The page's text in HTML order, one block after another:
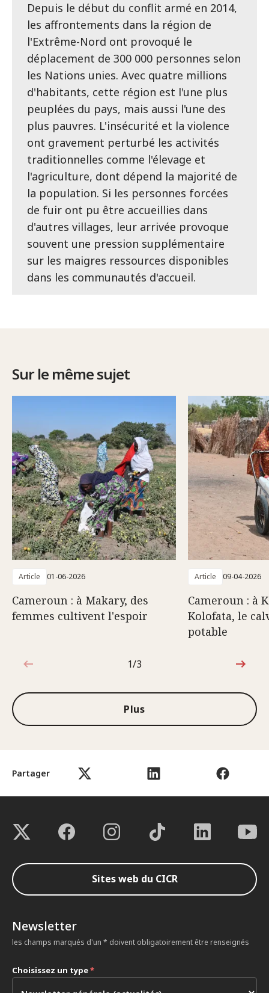
Partager
Depuis le début du conflit armé en 2014,
les affrontements dans la région de
l'Extrême-Nord ont provoqué le
déplacement de 300 000 personnes selon
les Nations unies. Avec quatre millions
d'habitants, cette région est l'une plus
peuplées du pays, mais aussi l'une des
plus pauvres. L'insécurité et la violence
ont gravement perturbé les activités
traditionnelles comme l'élevage et
l'agriculture, dont dépend la majorité de
la population. Si les personnes forcées
de fuir ont pu être accueillies dans
d'autres villages, leur arrivée provoque
souvent une pression supplémentaire
sur les maigres ressources disponibles
dans les communautés d'accueil.
Sur le même sujet
Article 01-06-2026
Cameroun : à Makary, des
femmes cultivent l'espoir
Article 09-04-2026
Cameroun : à
Kolofata, le
potable
1sur3
1/3
Plus
Sites web du CICR
Newsletter
les champs marqués d'un * doivent obligatoirement être renseignés
Choisissez un type*